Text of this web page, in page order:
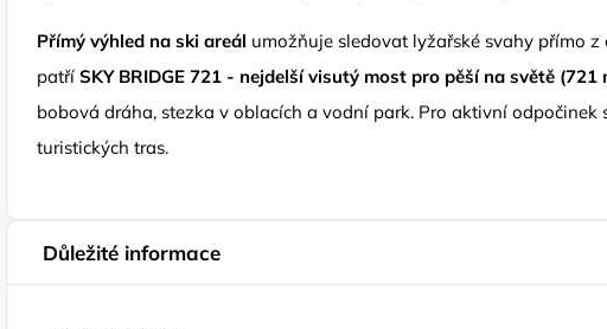
Přímý výhled na ski areál umožňuje sledovat lyžařské svahy přímo
patříSKY BRIDGE 721 - nejdelší visutý most pro pěší na světě (721
bobová dráha, stezka v oblacích a vodní park. Pro aktivní odpočinek
turistických tras.
Důležité informace